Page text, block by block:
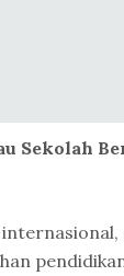
Sekolah